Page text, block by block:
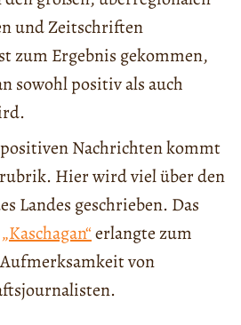
und Zeitschriften
zum Ergebnis gekommen,
sowohl positiv als auch
Nachrichten kommt
Hier wird viel über den
Landes geschrieben. Das
„Kaschagan“erlangte zum
von